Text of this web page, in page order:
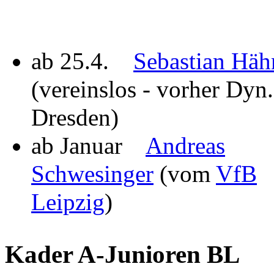
ab 25.4.
Sebastian
(vereinslos - vorher Dyn.
Dresden)
ab Januar
Andreas
Schwesinger (vom VfB
Leipzig)
Kader A-Junioren BL